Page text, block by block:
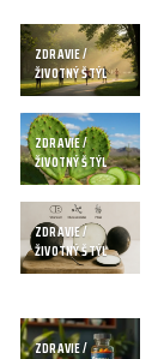
ZDRAVIE /
ŽIVOTNÝ ŠTÝL
ZDRAVIE /
ŽIVOTNÝ ŠTÝL
ZDRAVIE /
ŽIVOTNÝ ŠTÝL
ZDRAVIE /